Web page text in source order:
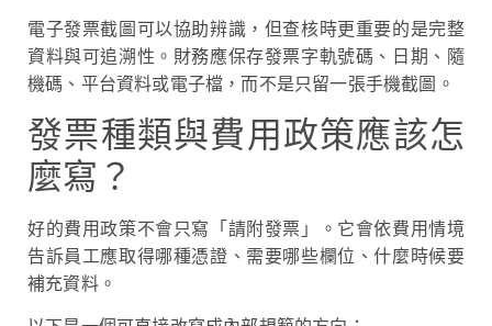
電子發票截圖可以協助辨識，但查核時更重要的是完整
資料與可追溯性。財務應保存發票字軌號碼、日期、隨
機碼、平台資料或電子檔，而不是只留一張手機截圖。
發票種類與費用政策應該怎
麼寫？
好的費用政策不會只寫「請附發票」。它會依費用情境
告訴員工應取得哪種憑證、需要哪些欄位、什麼時候要
補充資料。